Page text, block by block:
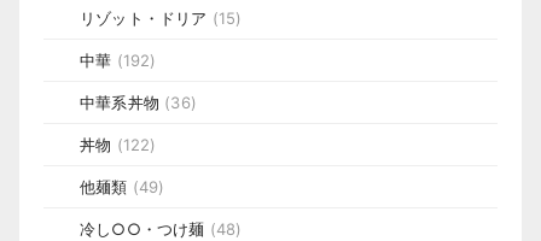
リゾット・ドリア (15)
中華 (192)
中華系丼物 (36)
丼物 (122)
他麺類 (49)
冷し○○・つけ麺 (48)